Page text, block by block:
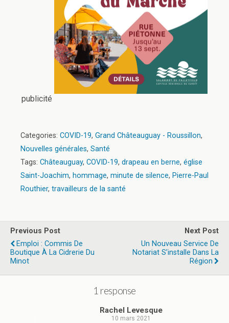
publicité
Categories: COVID-19, Grand Châteauguay - Roussillon,
Nouvelles générales, Santé
Tags: Châteauguay, COVID-19, drapeau en berne, église
Saint-Joachim, hommage, minute de silence, Pierre-Paul
Routhier, travailleurs de la santé
Previous Post
Emploi : Commis De
Boutique À La Cidrerie Du
Minot
Next Post
Un Nouveau Service De
Notariat S’installe Dans La
Région
1 response
Rachel Levesque
10 mars 2021